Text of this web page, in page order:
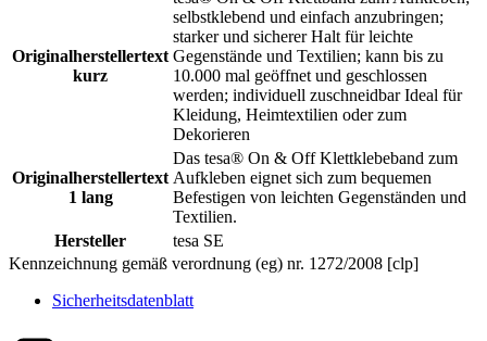
Originalherstellertext
kurz
selbstklebend und einfach anzubringen;
starker und sicherer Halt für leichte
Gegenstände und Textilien; kann bis zu
10.000 mal geöffnet und geschlossen
werden; individuell zuschneidbar Ideal für
Kleidung, Heimtextilien oder zum
Dekorieren
Originalherstellertext
1 lang
Das tesa® On & Off Klettklebeband zum
Aufkleben eignet sich zum bequemen
Befestigen von leichten Gegenständen und
Textilien.
Hersteller
tesa SE
Kennzeichnung gemäß verordnung (eg) nr. 1272/2008 [clp]
Sicherheitsdatenblatt